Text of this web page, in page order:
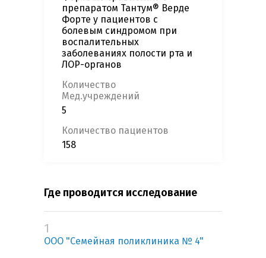
препаратом Тантум® Верде
Форте у пациентов с
болевым синдромом при
воспалительных
заболеваниях полости рта и
ЛОР-органов
Количество
Мед.учреждений
5
Количество пациентов
158
Где проводится исследование
1
ООО "Семейная поликлиника № 4"